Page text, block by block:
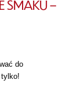
SMAKU –
do